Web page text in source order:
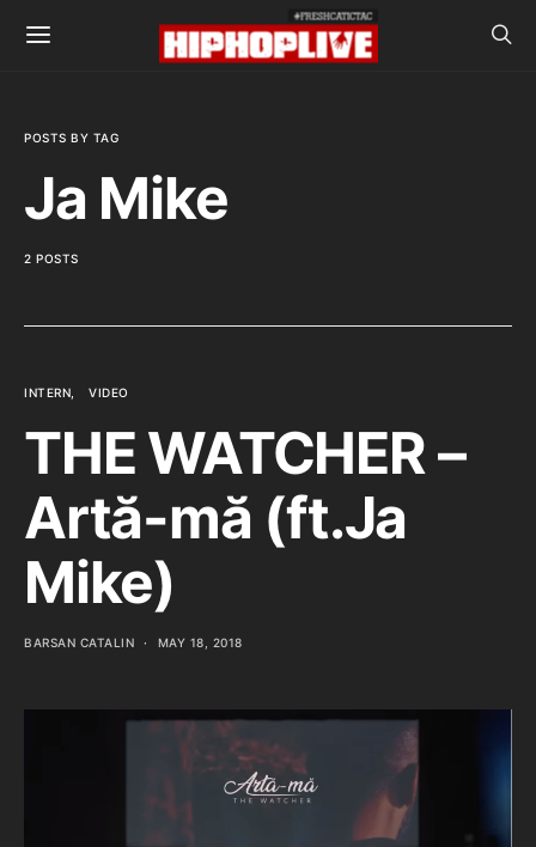
POSTS BY TAG
Ja Mike
2 POSTS
INTERN VIDEO
THE WATCHER –
Artă-mă (ft.Ja
Mike)
BARSAN CATALIN MAY 18, 2018